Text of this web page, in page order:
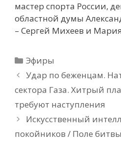
мастер спорта России,
областной думы
– Сергей Михеев и
Рубрики
Эфиры
Удар по беженцам.
сектора Газа. Хитрый
требуют наступления
Искусственный
покойников / Поле битвы